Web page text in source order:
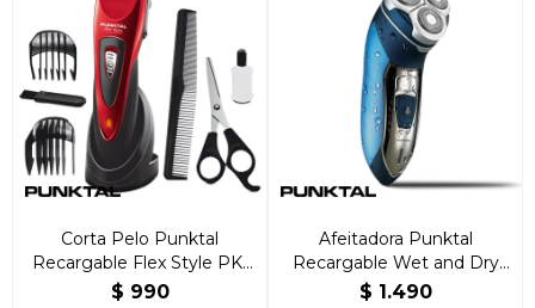
Corta Pelo Punktal
Recargable Flex Style PK-
HC 2016
$ 990
Afeitadora Punktal
Recargable Wet and Dry
PK-MS 733
$ 1.490